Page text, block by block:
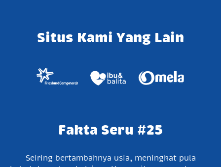
Situs Kami Yang Lain
Fakta Seru #25
Seiring bertambahnya usia, meningkat pula